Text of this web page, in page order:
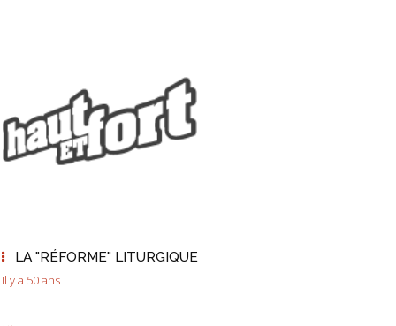
LA "RÉFORME" LITURGIQUE
Il y a 50 ans